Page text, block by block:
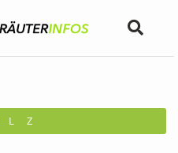
L Z